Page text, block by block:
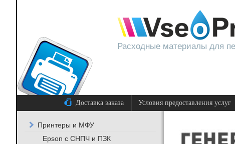
Расходные материалы для
Доставка заказа Условия предоставления услуг
Принтеры и МФУ
Epson с СНПЧ и ПЗК